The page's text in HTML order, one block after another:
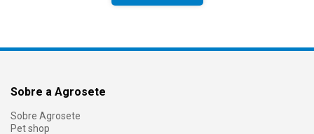
Sobre a Agrosete
Sobre Agrosete
Pet shop